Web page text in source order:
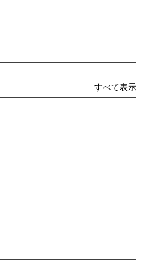
すべて表示